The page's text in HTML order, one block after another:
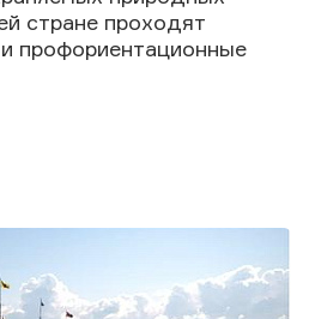
стране проходят
профориентационные